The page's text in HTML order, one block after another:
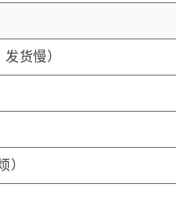
货慢）
）